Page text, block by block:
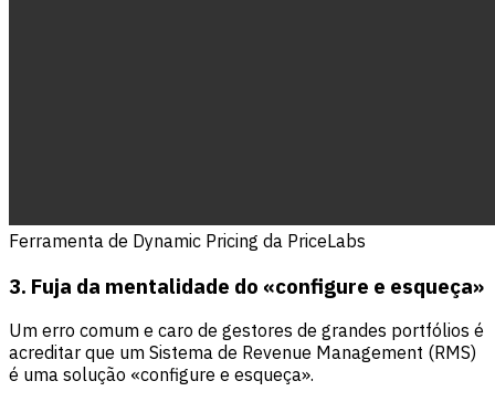
Ferramenta de Dynamic Pricing da PriceLabs
3. Fuja da mentalidade do «configure e esqueça»
Um erro comum e caro de gestores de grandes portfólios é
acreditar que um Sistema de Revenue Management (RMS)
é uma solução «configure e esqueça».